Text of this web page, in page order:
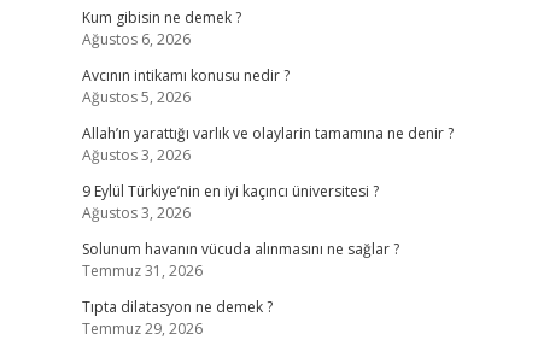
Kum gibisin ne demek ?
Ağustos 6, 2026
Avcının intikamı konusu nedir ?
Ağustos 5, 2026
Allah’ın yarattığı varlık ve olaylarin tamamına ne denir ?
Ağustos 3, 2026
9 Eylül Türkiye’nin en iyi kaçıncı üniversitesi ?
Ağustos 3, 2026
Solunum havanın vücuda alınmasını ne sağlar ?
Temmuz 31, 2026
Tıpta dilatasyon ne demek ?
Temmuz 29, 2026